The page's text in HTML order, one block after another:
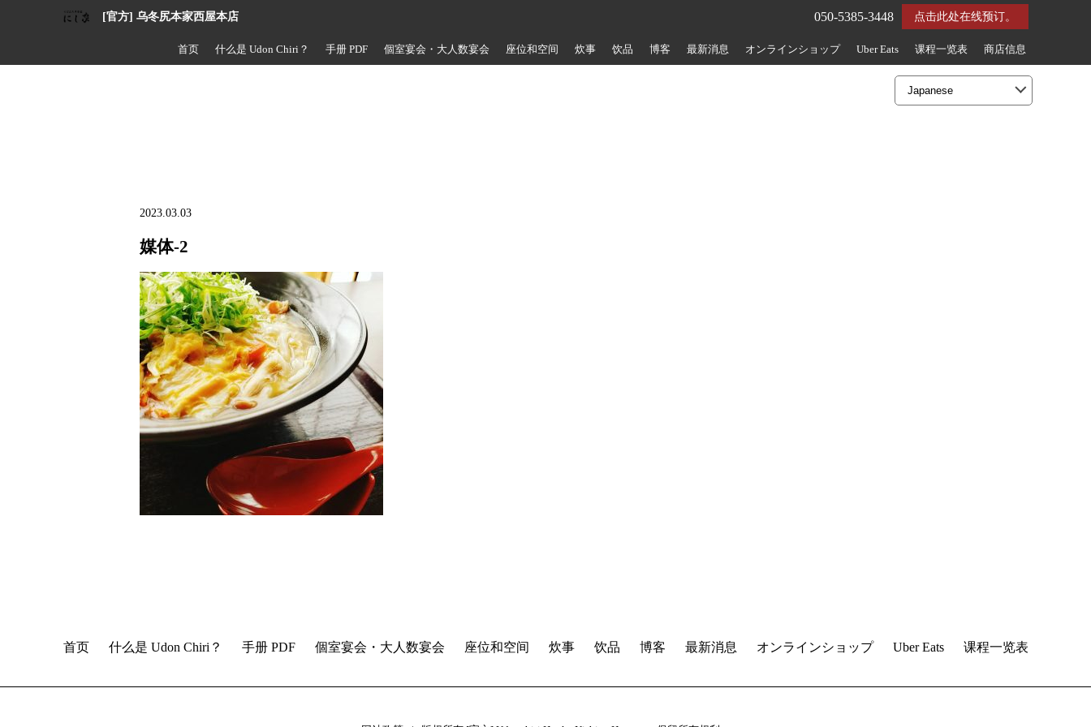
[官方] 乌冬尻本家西屋本店 点击此处在线预订。
050-5385-3448
首页 什么是 Udon Chiri？ 手册 PDF 個室宴会・大人数宴会 座位和空间 炊事 饮品 博客 最新消息 オンラインショップ Uber Eats 课程一览表 商店信息
2023.03.03
媒体-2
首页 什么是 Udon Chiri？ 手册 PDF 個室宴会・大人数宴会 座位和空间 炊事 饮品 博客 最新消息 オンラインショップ Uber Eats 课程一览表